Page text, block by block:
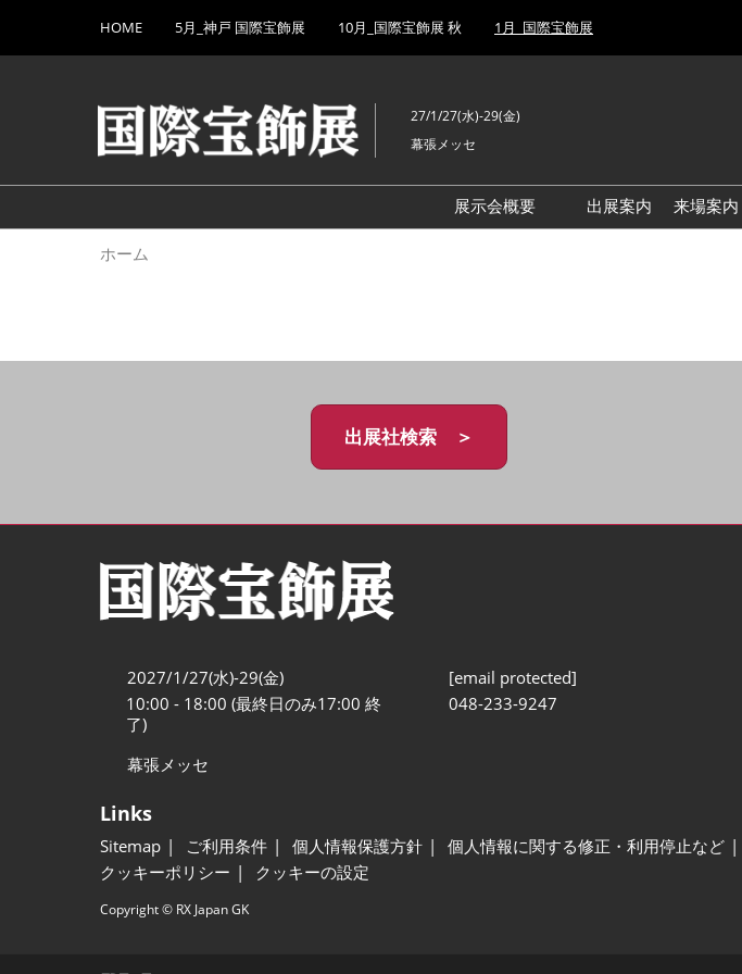
キ
し
て
to
HOME 5月_神戸 国際宝飾展 10月_国際宝飾展 秋 1月_国際宝飾展
27/1/27(水)-29(金)
幕張メッセ
展示会概要
出展案内
来場案内
ホーム
出展社検索 ＞
2027/1/27(水)-29(金)
10:00 - 18:00 (最終日のみ17:00 終
了)
幕張メッセ
[email protected]
048-233-9247
Links
Sitemap ご利用条件 個人情報保護方針 個人情報に関する修正・利用停止など
クッキーポリシー
クッキーの設定
Copyright © RX Japan GK